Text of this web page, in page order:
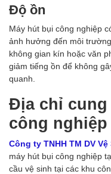
Độ ồn
Máy hút bụi công nghiệp
ảnh hưởng đến môi
không gian kín hoặc văn
giảm tiếng ồn để không
quanh.
Địa chỉ cung
công
Công ty TNHH TM DV
máy hút bụi công nghiệp
cầu vệ sinh tại các khu